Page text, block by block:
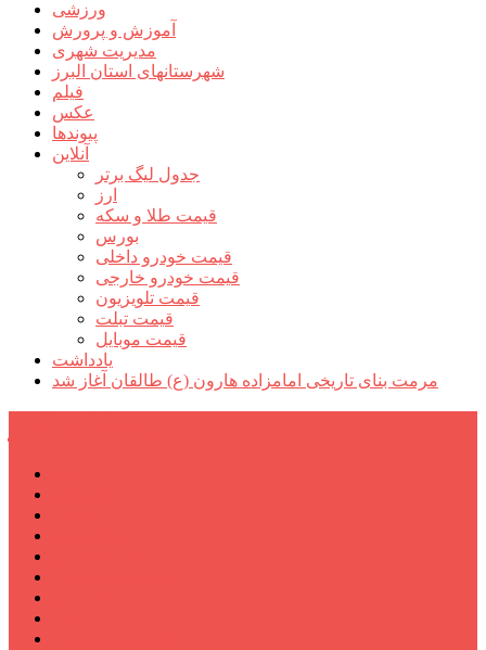
ورزشی
آموزش و پرورش
مدیریت شهری
شهرستانهای استان البرز
فیلم
عکس
پیوندها
آنلاین
جدول لیگ برتر
ارز
قیمت طلا و سکه
بورس
قیمت خودرو داخلی
قیمت خودرو خارجی
قیمت تلویزیون
قیمت تبلت
قیمت موبایل
یادداشت
مرمت بنای تاریخی امامزاده هارون (ع) طالقان آغاز شد